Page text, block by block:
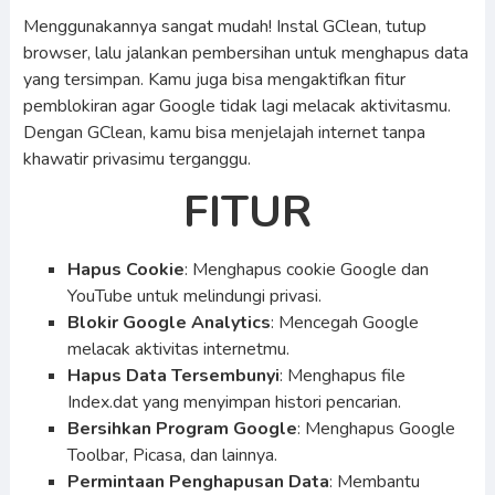
Menggunakannya sangat mudah! Instal GClean, tutup
browser, lalu jalankan pembersihan untuk menghapus data
yang tersimpan. Kamu juga bisa mengaktifkan fitur
pemblokiran agar Google tidak lagi melacak aktivitasmu.
Dengan GClean, kamu bisa menjelajah internet tanpa
khawatir privasimu terganggu.
FITUR
Hapus Cookie: Menghapus cookie Google dan
YouTube untuk melindungi privasi.
Blokir Google Analytics: Mencegah Google
melacak aktivitas internetmu.
Hapus Data Tersembunyi: Menghapus file
Index.dat yang menyimpan histori pencarian.
Bersihkan Program Google: Menghapus Google
Toolbar, Picasa, dan lainnya.
Permintaan Penghapusan Data: Membantu